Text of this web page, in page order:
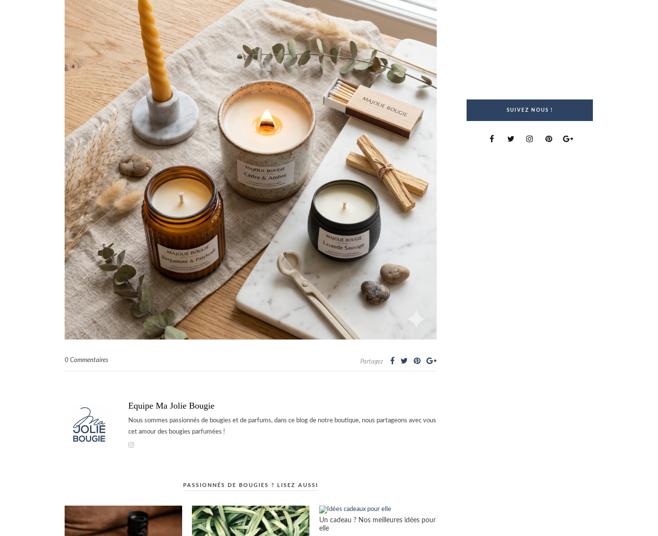
0 Commentaires Partagez
Equipe Ma Jolie Bougie
Nous sommes passionnés de bougies et de parfums, dans ce blog de notre boutique, nous partageons avec vous
cet amour des bougies parfumées !
PASSIONNÉS DE BOUGIES ? LISEZ AUSSI
Un cadeau ? Nos meilleures idées pour
elle
SUIVEZ NOUS !